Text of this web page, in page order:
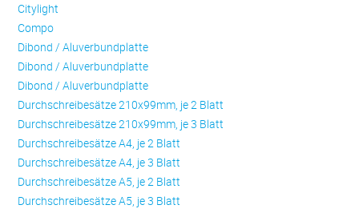
Citylight
Compo
Dibond / Aluverbundplatte
Dibond / Aluverbundplatte
Dibond / Aluverbundplatte
Durchschreibesätze 210x99mm, je 2 Blatt
Durchschreibesätze 210x99mm, je 3 Blatt
Durchschreibesätze A4, je 2 Blatt
Durchschreibesätze A4, je 3 Blatt
Durchschreibesätze A5, je 2 Blatt
Durchschreibesätze A5, je 3 Blatt